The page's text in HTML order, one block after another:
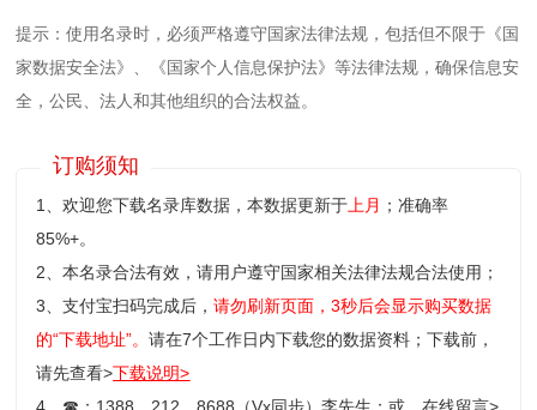
提示：使用名录时，必须严格遵守国家法律法规，包括但不限于《国
家数据安全法》、《国家个人信息保护法》等‌法律法规，确保信息安
全，公民、法人和其他组织的合法权益。
订购须知
1、欢迎您下载名录库数据，本数据更新于 上月 ；准确率
85%+。
2、本名录合法有效，请用户遵守国家相关法律法规合法使用；
3、支付宝扫码完成后，请勿刷新页面，3秒后会显示购买数据
的“下载地址”。请在7个工作日内下载您的数据资料；下载前，
请先查看>下载说明>
4、 ☎ ：1388，212，8688（Vx同步）李先生；或，在线留言>